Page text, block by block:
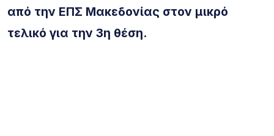
από την ΕΠΣ Μακεδονίας στον μικρό
τελικό για την 3η θέση.